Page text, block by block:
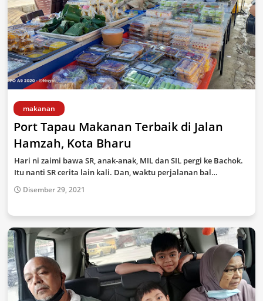
makanan
Port Tapau Makanan Terbaik di Jalan
Hamzah, Kota Bharu
Hari ni zaimi bawa SR, anak-anak, MIL dan SIL pergi ke Bachok.
Itu nanti SR cerita lain kali. Dan, waktu perjalanan bal…
Disember 29, 2021